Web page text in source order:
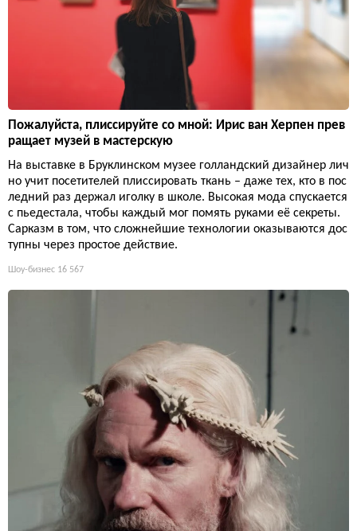
Пожалуйста, плиссируйте со мной: Ирис ван Херпен прев
ращает музей в мастерскую
На выставке в Бруклинском музее голландский дизайнер лич
но учит посетителей плиссировать ткань – даже тех, кто в пос
ледний раз держал иголку в школе. Высокая мода спускается
с пьедестала, чтобы каждый мог помять руками её секреты.
Сарказм в том, что сложнейшие технологии оказываются дос
тупны через простое действие.
Шоу-бизнес 16 567